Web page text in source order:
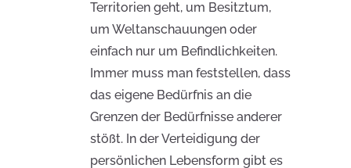
Territorien geht, um Besitztum,
um Weltanschauungen oder
einfach nur um Befindlichkeiten.
Immer muss man feststellen, dass
das eigene Bedürfnis an die
Grenzen der Bedürfnisse anderer
stößt. In der Verteidigung der
persönlichen Lebensform gibt es